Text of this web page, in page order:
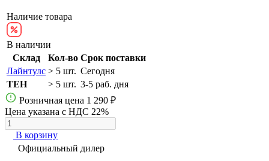
Наличие товара
В наличии
Склад
Кол-во Срок поставки
Лайнтулс > 5 шт. Сегодня
TEH
> 5 шт. 3-5 раб. дня
Розничная цена 1 290 ₽
Цена указана с НДС 22%
В корзину
Официальный дилер